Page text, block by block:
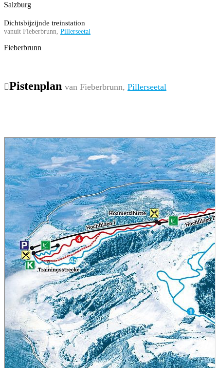
Salzburg
Dichtsbijzijnde treinstation
vanuit Fieberbrunn, Pillerseetal
Fieberbrunn
Pistenplan van Fieberbrunn, Pillerseetal